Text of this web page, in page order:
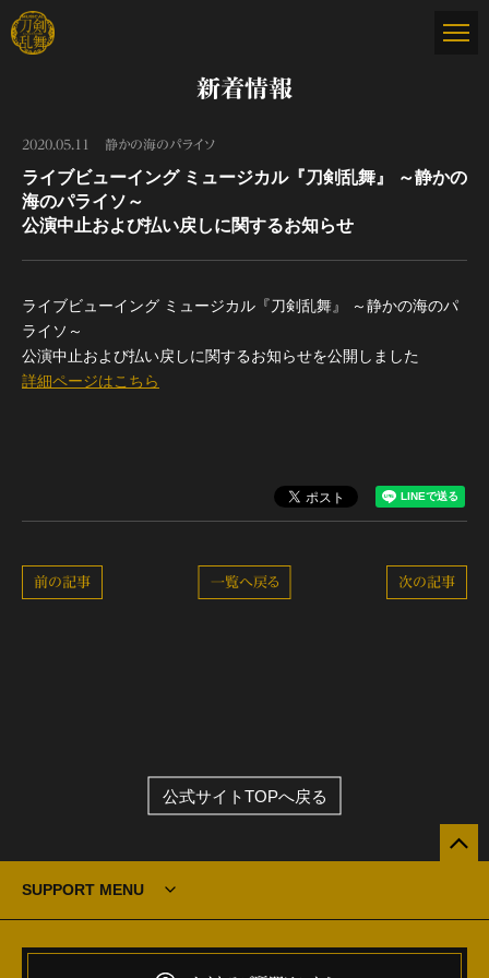
新着情報
2020.05.11 静かの海のパライソ
ライブビューイング ミュージカル『刀剣乱舞』 ～静かの
海のパライソ～
公演中止および払い戻しに関するお知らせ
ライブビューイング ミュージカル『刀剣乱舞』 ～静かの海のパ
ライソ～
公演中止および払い戻しに関するお知らせを公開しました
詳細ページはこちら
次の記事
一覧へ戻る
前の記事
公式サイトTOPへ戻る
SUPPORT MENU